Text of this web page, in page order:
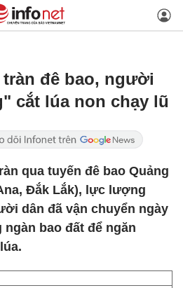
đê bao, người
cắt lúa non chạy lũ
qua tuyến đê bao Quảng
Đắk Lắk), lực lượng
dân đã vận chuyển ngày
ngàn bao đất để ngăn